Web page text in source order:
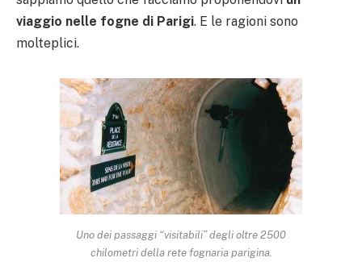
viaggio nelle fogne di Parigi. E le ragioni sono
molteplici.
Uno dei passaggi “visitabili” degli oltre 2500
chilometri della rete fognaria parigina.